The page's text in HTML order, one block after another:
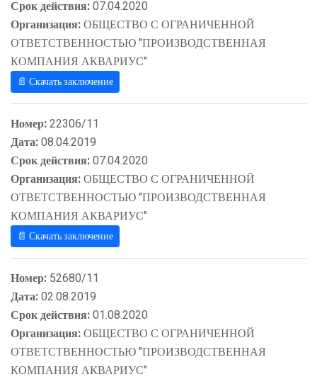
Срок действия:07.04.2020
Организация:ОБЩЕСТВО С ОГРАНИЧЕННОЙ
ОТВЕТСТВЕННОСТЬЮ "ПРОИЗВОДСТВЕННАЯ
КОМПАНИЯ АКВАРИУС"
📄 Скачать заключение
Номер:22306/11
Дата:08.04.2019
Срок действия:07.04.2020
Организация:ОБЩЕСТВО С ОГРАНИЧЕННОЙ
ОТВЕТСТВЕННОСТЬЮ "ПРОИЗВОДСТВЕННАЯ
КОМПАНИЯ АКВАРИУС"
📄 Скачать заключение
Номер: 52680/11
Дата:02.08.2019
Срок действия:01.08.2020
Организация:ОБЩЕСТВО С ОГРАНИЧЕННОЙ
ОТВЕТСТВЕННОСТЬЮ "ПРОИЗВОДСТВЕННАЯ
КОМПАНИЯ АКВАРИУС"